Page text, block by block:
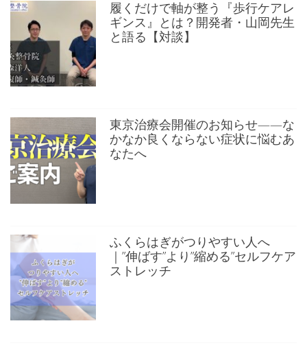
履くだけで軸が整う『歩行ケアレ
ギンス』とは？開発者・山岡先生
と語る【対談】
東京治療会開催のお知らせ——な
かなか良くならない症状に悩むあ
なたへ
ふくらはぎがつりやすい人へ
｜”伸ばす”より”縮める”セルフケア
ストレッチ